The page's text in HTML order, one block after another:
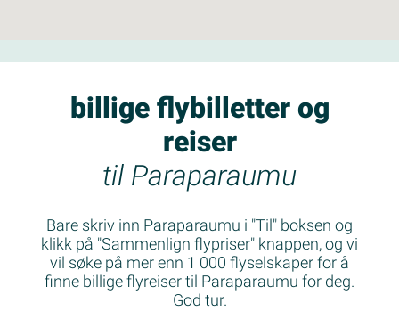
billige flybilletter og
reiser
til Paraparaumu
Bare skriv inn Paraparaumu i "Til" boksen og
klikk på "Sammenlign flypriser" knappen, og vi
vil søke på mer enn 1 000 flyselskaper for å
finne billige flyreiser til Paraparaumu for deg.
God tur.